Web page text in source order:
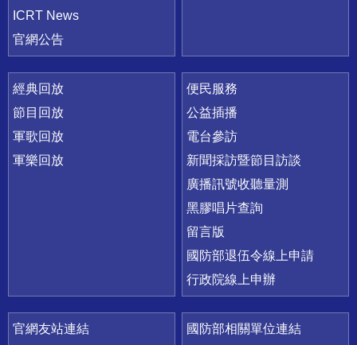
ICRT News
官網公告
經典回放
節目回放
軍歌回放
軍樂回放
便民服務
公益插播
電台參訪
新聞採訪暨節目訪談
廣播訊號收聽量測
黑膠唱片查詢
留言版
國防部退伍令線上申請
行政院線上申辦
官網友站連結
國防部相關單位連結